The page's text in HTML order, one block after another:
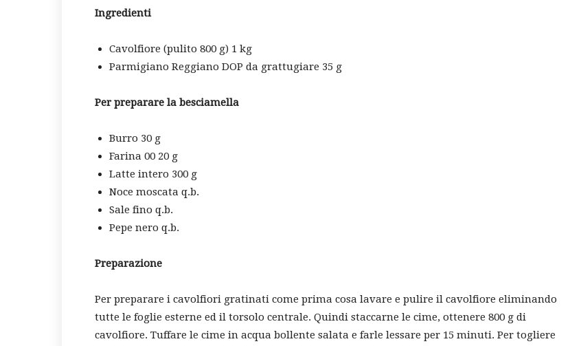
Ingredienti
Cavolfiore (pulito 800 g) 1 kg
Parmigiano Reggiano DOP da grattugiare 35 g
Per preparare la besciamella
Burro 30 g
Farina 00 20 g
Latte intero 300 g
Noce moscata q.b.
Sale fino q.b.
Pepe nero q.b.
Preparazione
Per preparare i cavolfiori gratinati come prima cosa lavare e pulire il cavolfiore eliminando
tutte le foglie esterne ed il torsolo centrale. Quindi staccarne le cime, ottenere 800 g di
cavolfiore. Tuffare le cime in acqua bollente salata e farle lessare per 15 minuti. Per togliere